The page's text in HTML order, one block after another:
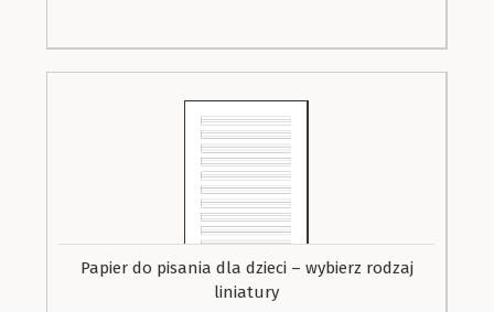
Papier do pisania dla dzieci – wybierz rodzaj
liniatury